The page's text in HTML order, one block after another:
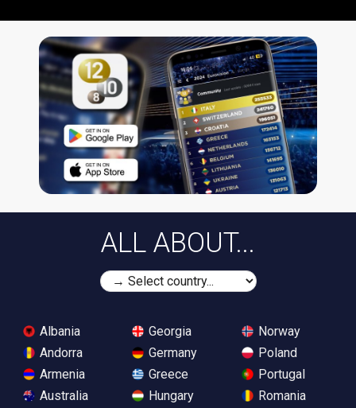
ALL ABOUT...
Albania
Andorra
Armenia
Australia
Georgia
Germany
Greece
Hungary
Norway
Poland
Portugal
Romania